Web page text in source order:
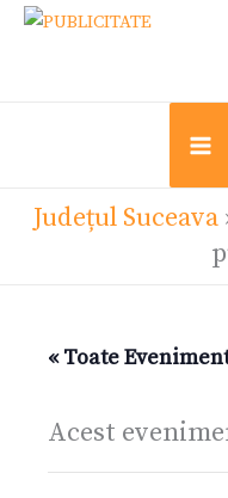
Județul Suceava
« Toate
Acest